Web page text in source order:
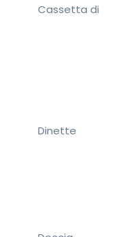
Cassetta di
Dinette